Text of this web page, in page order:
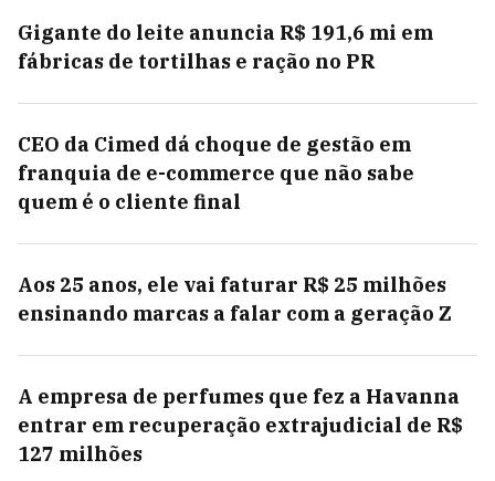
Gigante do leite anuncia R$ 191,6 mi em
fábricas de tortilhas e ração no PR
CEO da Cimed dá choque de gestão em
franquia de e-commerce que não sabe
quem é o cliente final
Aos 25 anos, ele vai faturar R$ 25 milhões
ensinando marcas a falar com a geração Z
A empresa de perfumes que fez a Havanna
entrar em recuperação extrajudicial de R$
127 milhões